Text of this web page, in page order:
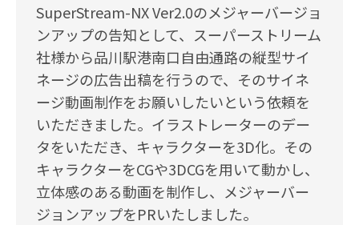
SuperStream-NX Ver2.0のメジャーバージョ
ンアップの告知として、スーパーストリーム
社様から品川駅港南口自由通路の縦型サイ
ネージの広告出稿を行うので、そのサイネ
ージ動画制作をお願いしたいという依頼を
いただきました。イラストレーターのデー
タをいただき、キャラクターを3D化。その
キャラクターをCGや3DCGを用いて動かし、
立体感のある動画を制作し、メジャーバー
ジョンアップをPRいたしました。